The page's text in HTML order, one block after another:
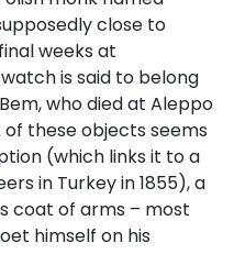
close to
weeks at
is said to belong
who died at Aleppo
these objects seems
(which links it to a
in Turkey in 1855), a
coat of arms – most
himself on his